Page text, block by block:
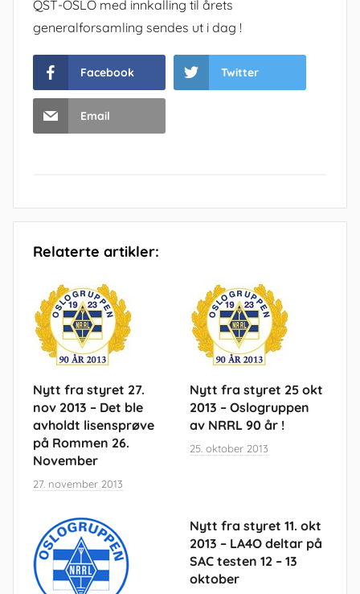
QST-OSLO med innkalling til årets
generalforsamling sendes ut i dag !
Facebook Twitter
Email
Relaterte artikler:
Nytt fra styret 27.
nov 2013 – Det ble
avholdt lisensprøve
på Rommen 26.
November
27. november 2013
Nytt fra styret 25 okt
2013 – Oslogruppen
av NRRL 90 år !
25. oktober 2013
Nytt fra styret 11. okt
2013 – LA4O deltar på
SAC testen 12 – 13
oktober